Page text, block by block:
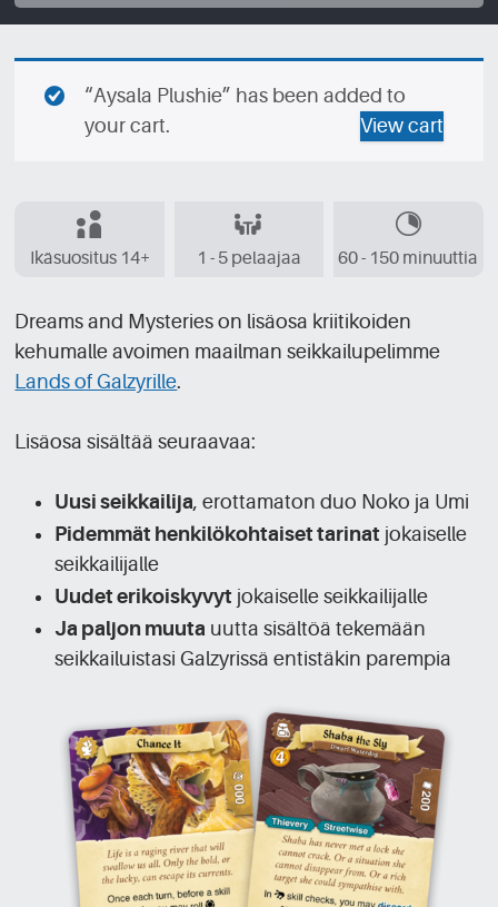
“Aysala Plushie” has been added to
your cart.
View cart
Ikäsuositus 14+ 1 - 5 pelaajaa 60 - 150 minuuttia
Dreams and Mysteries on lisäosa kriitikoiden
kehumalle avoimen maailman seikkailupelimme
Lands of Galzyrille.
Lisäosa sisältää seuraavaa:
Uusi seikkailija, erottamaton duo Noko ja Umi
Pidemmät henkilökohtaiset tarinat jokaiselle
seikkailijalle
Uudet erikoiskyvyt jokaiselle seikkailijalle
Ja paljon muuta uutta sisältöä tekemään
seikkailuistasi Galzyrissä entistäkin parempia